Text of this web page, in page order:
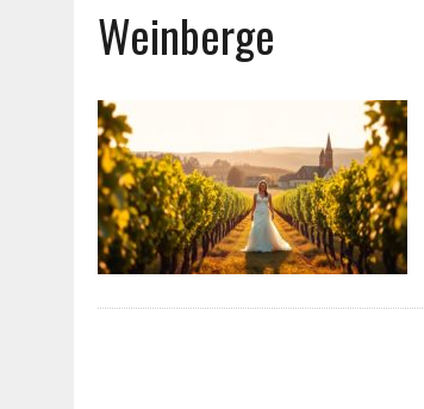
26. APRIL 2026
Weinberge